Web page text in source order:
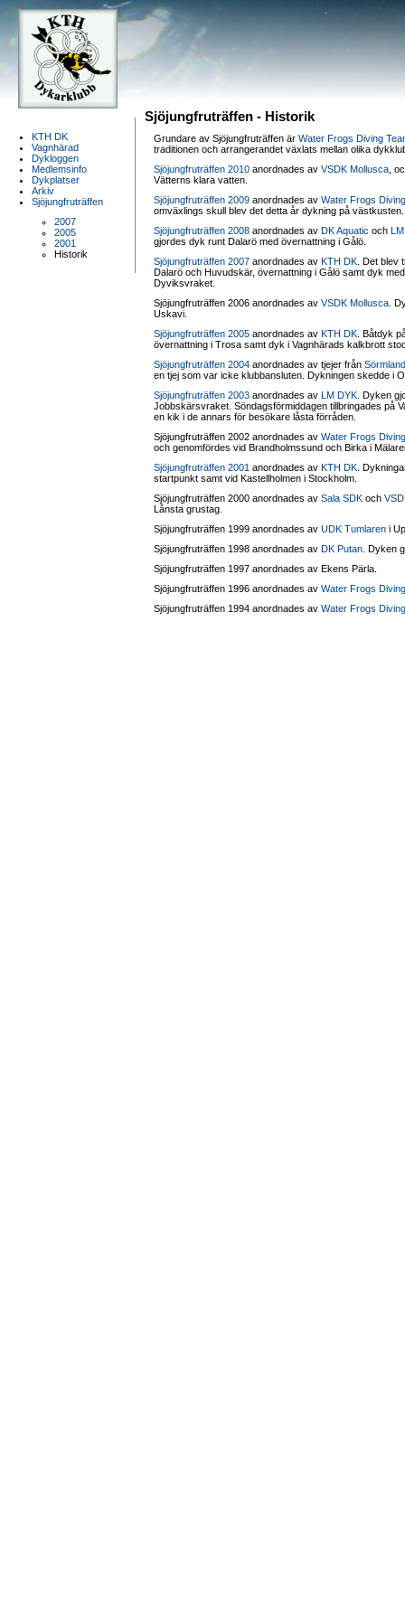
KTH DK
Vagnhärad
Dykloggen
Medlemsinfo
Dykplatser
Arkiv
Sjöjungfruträffen
2007
2005
2001
Historik
Sjöjungfruträffen - Historik
Grundare av Sjöjungfruträffen är Water Frogs Diving
traditionen och arrangerandet växlats mellan olika
Sjöjungfruträffen 2010 anordnades av VSDK Mollusca ,
Vätterns klara vatten.
Sjöjungfruträffen 2009 anordnades av Water Frogs
omväxlings skull blev det detta år dykning på västkusten.
Sjöjungfruträffen 2008 anordnades av DK Aquatic och
gjordes dyk runt Dalarö med övernattning i Gålö.
Sjöjungfruträffen 2007 anordnades av KTH DK . Det
Dalarö och Huvudskär, övernattning i Gålö samt dyk
Dyviksvraket.
Sjöjungfruträffen 2006 anordnades av VSDK Mollusca .
Uskavi.
Sjöjungfruträffen 2005 anordnades av KTH DK . Båtdyk
övernattning i Trosa samt dyk i Vagnhärads kalkbrott
Sjöjungfruträffen 2004 anordnades av tjejer från
en tjej som var icke klubbansluten. Dykningen skedde i
Sjöjungfruträffen 2003 anordnades av LM DYK . Dyken
Jobbskärsvraket. Söndagsförmiddagen tillbringades på
en kik i de annars för besökare låsta förråden.
Sjöjungfruträffen 2002 anordnades av Water Frogs
och genomfördes vid Brandholmssund och Birka i
Sjöjungfruträffen 2001 anordnades av KTH DK .
startpunkt samt vid Kastellholmen i Stockholm.
Sjöjungfruträffen 2000 anordnades av Sala SDK och
Lånsta grustag.
Sjöjungfruträffen 1999 anordnades av UDK Tumlaren i
Sjöjungfruträffen 1998 anordnades av DK Putan . Dyken
Sjöjungfruträffen 1997 anordnades av Ekens Pärla.
Sjöjungfruträffen 1996 anordnades av Water Frogs
Sjöjungfruträffen 1994 anordnades av Water Frogs